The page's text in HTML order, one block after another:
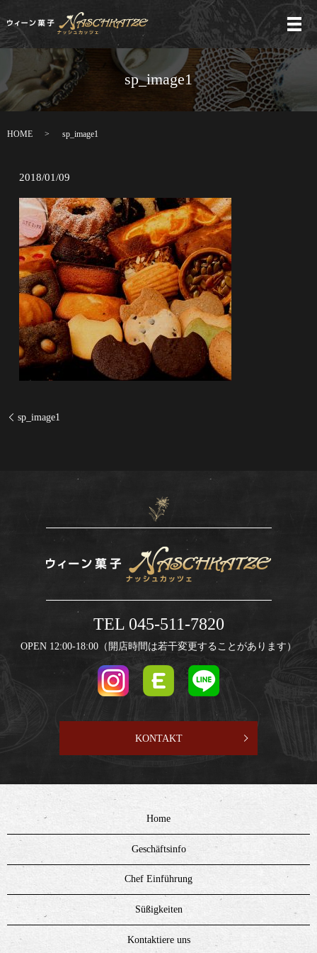
メ
sp_image1
HOME sp_image1
2018/01/09
sp_image1
TEL 045-511-7820
OPEN 12:00-18:00（開店時間は若干変更することがあります）
KONTAKT
Home
Geschäftsinfo
Chef Einführung
Süßigkeiten
Kontaktiere uns